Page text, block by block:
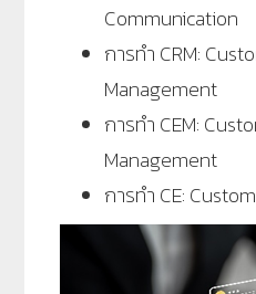
Communication
การทำ CRM:
Management
การทำ CEM:
Management
การทำ CE: